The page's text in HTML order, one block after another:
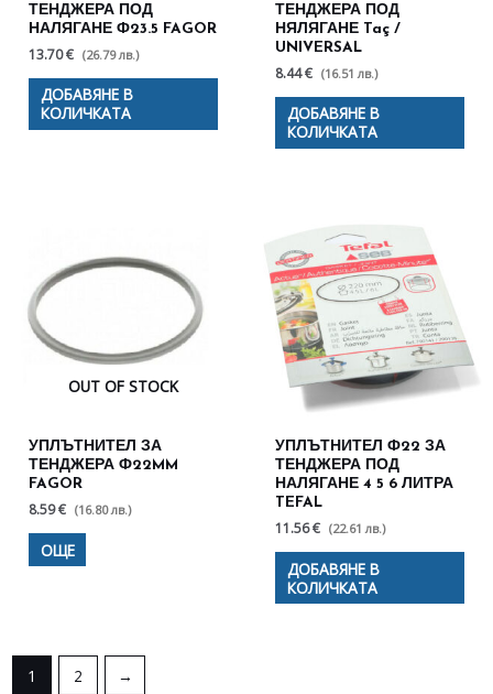
ТЕНДЖЕРА ПОД
НАЛЯГАНЕ Ф23.5 FAGOR
13.70 € (26.79 лв.)
ДОБАВЯНЕ В
КОЛИЧКАТА
ТЕНДЖЕРА ПОД
НЯЛЯГАНЕ Taç /
UNIVERSAL
8.44 € (16.51 лв.)
ДОБАВЯНЕ В
КОЛИЧКАТА
OUT OF STOCK
УПЛЪТНИТЕЛ ЗА
ТЕНДЖЕРА Ф22MM
FAGOR
8.59 € (16.80 лв.)
ОЩЕ
УПЛЪТНИТЕЛ Ф22 ЗА
ТЕНДЖЕРА ПОД
НАЛЯГАНЕ 4 5 6 ЛИТРА
TEFAL
11.56 € (22.61 лв.)
ДОБАВЯНЕ В
КОЛИЧКАТА
1 2 →